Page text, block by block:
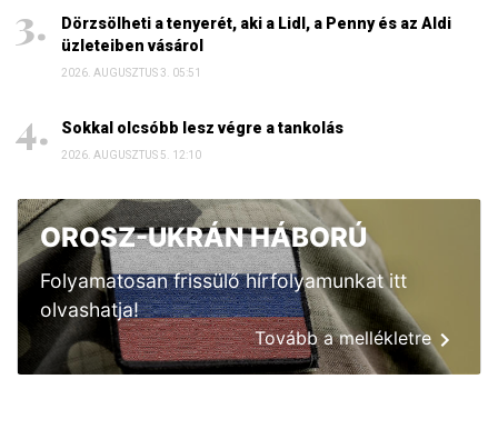
Dörzsölheti a tenyerét, aki a Lidl, a Penny és az Aldi
üzleteiben vásárol
2026. AUGUSZTUS 3. 05:51
Sokkal olcsóbb lesz végre a tankolás
2026. AUGUSZTUS 5. 12:10
OROSZ-UKRÁN HÁBORÚ
Folyamatosan frissülő hírfolyamunkat itt
olvashatja!
Tovább a mellékletre